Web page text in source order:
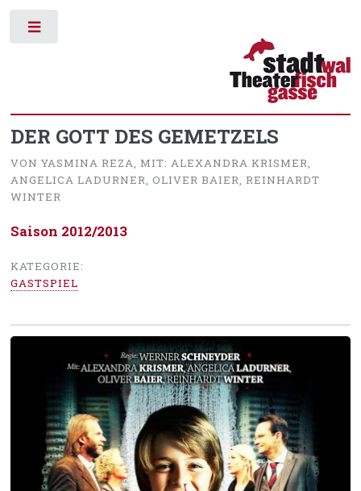
DER GOTT DES GEMETZELS
VON YASMINA REZA, MIT: ALEXANDRA KRISMER,
ANGELICA LADURNER, OLIVER BAIER, REINHARDT
WINTER
Saison 2012/2013
KATEGORIE:
GASTSPIEL